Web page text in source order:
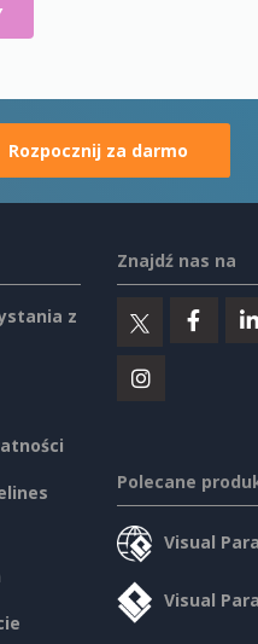
Rozpocznij za darmo
z
Znajdź nas na
Polecane
Visual
Visual